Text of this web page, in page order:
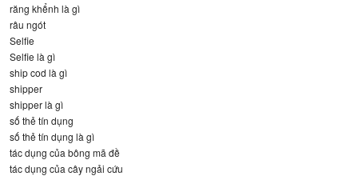
răng khểnh là gì
râu ngót
Selfie
Selfie là gì
ship cod là gì
shipper
shipper là gì
số thẻ tín dụng
số thẻ tín dụng là gì
tác dụng của bông mã đề
tác dụng của cây ngải cứu